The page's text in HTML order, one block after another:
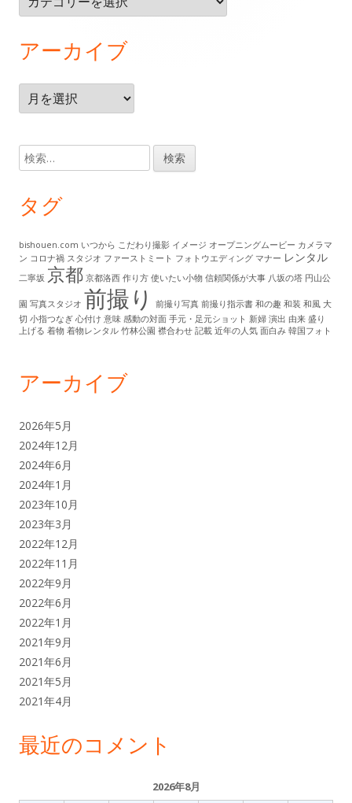
ー・
コ
ン
テ
ツ
テ
リ
アーカイブ
ー
イ
ブ
検
索:
タグ
bishouen.com いつから こだわり撮影 イメージ オープニングムービー カメラマ
ン コロナ禍 スタジオ ファーストミート フォトウエディング マナー レンタル
二寧坂 京都 京都洛西 作り方 使いたい小物 信頼関係が大事 八坂の塔 円山公
園 写真スタジオ 前撮り 前撮り写真 前撮り指示書 和の趣 和装 和風 大
切 小指つなぎ 心付け 意味 感動の対面 手元・足元ショット 新婦 演出 由来 盛り
上げる 着物 着物レンタル 竹林公園 襟合わせ 記載 近年の人気 面白み 韓国フォト
アーカイブ
2026年5月
2024年12月
2024年6月
2024年1月
2023年10月
2023年3月
2022年12月
2022年11月
2022年9月
2022年6月
2022年1月
2021年9月
2021年6月
2021年5月
2021年4月
最近のコメント
2026年8月